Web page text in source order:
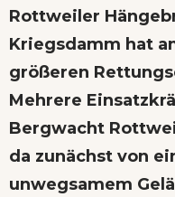
Rottweiler
Kriegsdamm hat
größeren
Mehrere
Bergwacht
da zunächst von
unwegsamem